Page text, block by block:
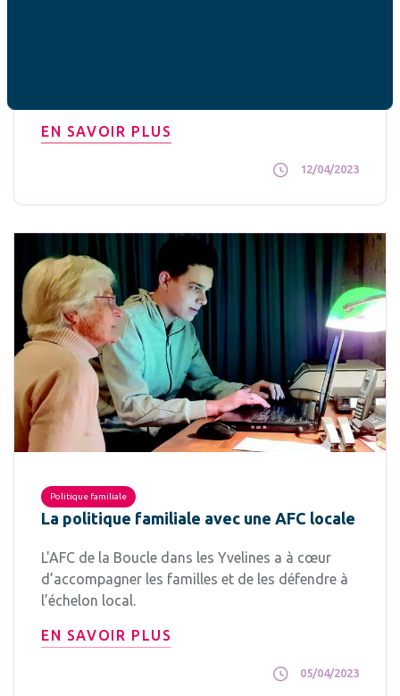
EN SAVOIR PLUS
12/04/2023
Politique familiale
La politique familiale avec une AFC locale
L'AFC de la Boucle dans les Yvelines a à cœur
d’accompagner les familles et de les défendre à
l’échelon local.
EN SAVOIR PLUS
05/04/2023